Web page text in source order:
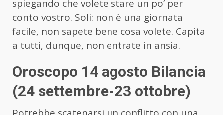
spiegando che volete stare un po’ per
conto vostro. Soli: non è una giornata
facile, non sapete bene cosa volete. Capita
a tutti, dunque, non entrate in ansia.
Oroscopo 14 agosto Bilancia
(24 settembre-23 ottobre)
Potrebbe scatenarsi un conflitto con una